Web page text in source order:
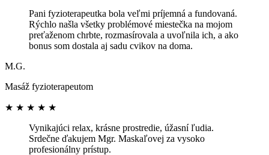
Pani fyzioterapeutka bola veľmi príjemná a fundovaná.
Rýchlo našla všetky problémové miestečka na mojom
preťaženom chrbte, rozmasírovala a uvoľnila ich, a ako
bonus som dostala aj sadu cvikov na doma.
M.G.
Masáž fyzioterapeutom
★ ★ ★ ★ ★
Vynikajúci relax, krásne prostredie, úžasní ľudia.
Srdečne ďakujem Mgr. Maskaľovej za vysoko
profesionálny prístup.